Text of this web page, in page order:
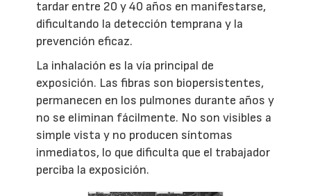
tardar entre 20 y 40 años en manifestarse,
dificultando la detección temprana y la
prevención eficaz.
La inhalación es la vía principal de
exposición. Las fibras son biopersistentes,
permanecen en los pulmones durante años y
no se eliminan fácilmente. No son visibles a
simple vista y no producen síntomas
inmediatos, lo que dificulta que el trabajador
perciba la exposición.